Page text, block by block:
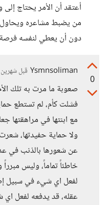
أعتقد أن الأمر يحتاج
من يضبط مشاعره
دون أن يعطي لنفسه
0
Ysmnsoliman قبل شهرين
صعوبة ما مرت به تلك
فشلت كأم، لم تستطع
مع ابنتها في مراهقتها
ولا حماية حفيدتها،
عن شعورها بالذنب في
خاطئاً تماماً، وليس
لفعل اي شيء في سبيل
عقله، قد يدفعه لفعل